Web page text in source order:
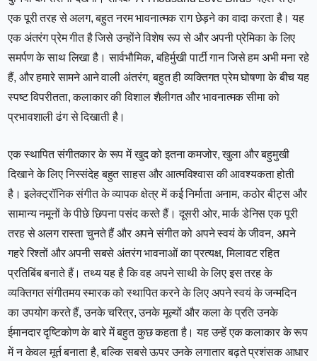
एक पूरी तरह से अलग, बहुत नरम भावनात्मक राग छेड़ने का वादा करता है। यह
एक अंतरंग प्रेम गीत है जिसे उन्होंने विशेष रूप से और अपनी प्रेमिका के लिए
समर्पण के साथ लिखा है। सार्वभौमिक, बहिर्मुखी पार्टी गान जिसे हम अभी मना रहे
हैं, और हमारे सामने आने वाली अंतरंग, बहुत ही व्यक्तिगत प्रेम घोषणा के बीच यह
स्पष्ट विपरीतता, कलाकार की विशाल शैलीगत और भावनात्मक सीमा को
प्रभावशाली ढंग से दिखाती है।
एक स्थापित संगीतकार के रूप में खुद को इतना कमजोर, खुला और बहुमुखी
दिखाने के लिए निस्संदेह बहुत साहस और आत्मविश्वास की आवश्यकता होती
है। इलेक्ट्रॉनिक संगीत के व्यापक क्षेत्र में कई निर्माता अनाम, कठोर बीट्स और
सामान्य नमूनों के पीछे छिपना पसंद करते हैं। दूसरी ओर, मार्क डेनिस एक पूरी
तरह से अलग रास्ता चुनते हैं और अपने संगीत को अपने स्वयं के जीवन, अपने
गहरे रिश्तों और अपनी सबसे अंतरंग भावनाओं का प्रत्यक्ष, मिलावट रहित
प्रतिबिंब बनाते हैं। तथ्य यह है कि वह अपने साथी के लिए इस तरह के
व्यक्तिगत संगीतमय स्मारक को स्थापित करने के लिए अपने स्वयं के जन्मदिन
का उपयोग करते हैं, उनके चरित्र, उनके मूल्यों और कला के प्रति उनके
ईमानदार दृष्टिकोण के बारे में बहुत कुछ कहता है। यह उन्हें एक कलाकार के रूप
में न केवल मूर्त बनाता है, बल्कि सबसे ऊपर उनके लगातार बढ़ते प्रशंसक आधार